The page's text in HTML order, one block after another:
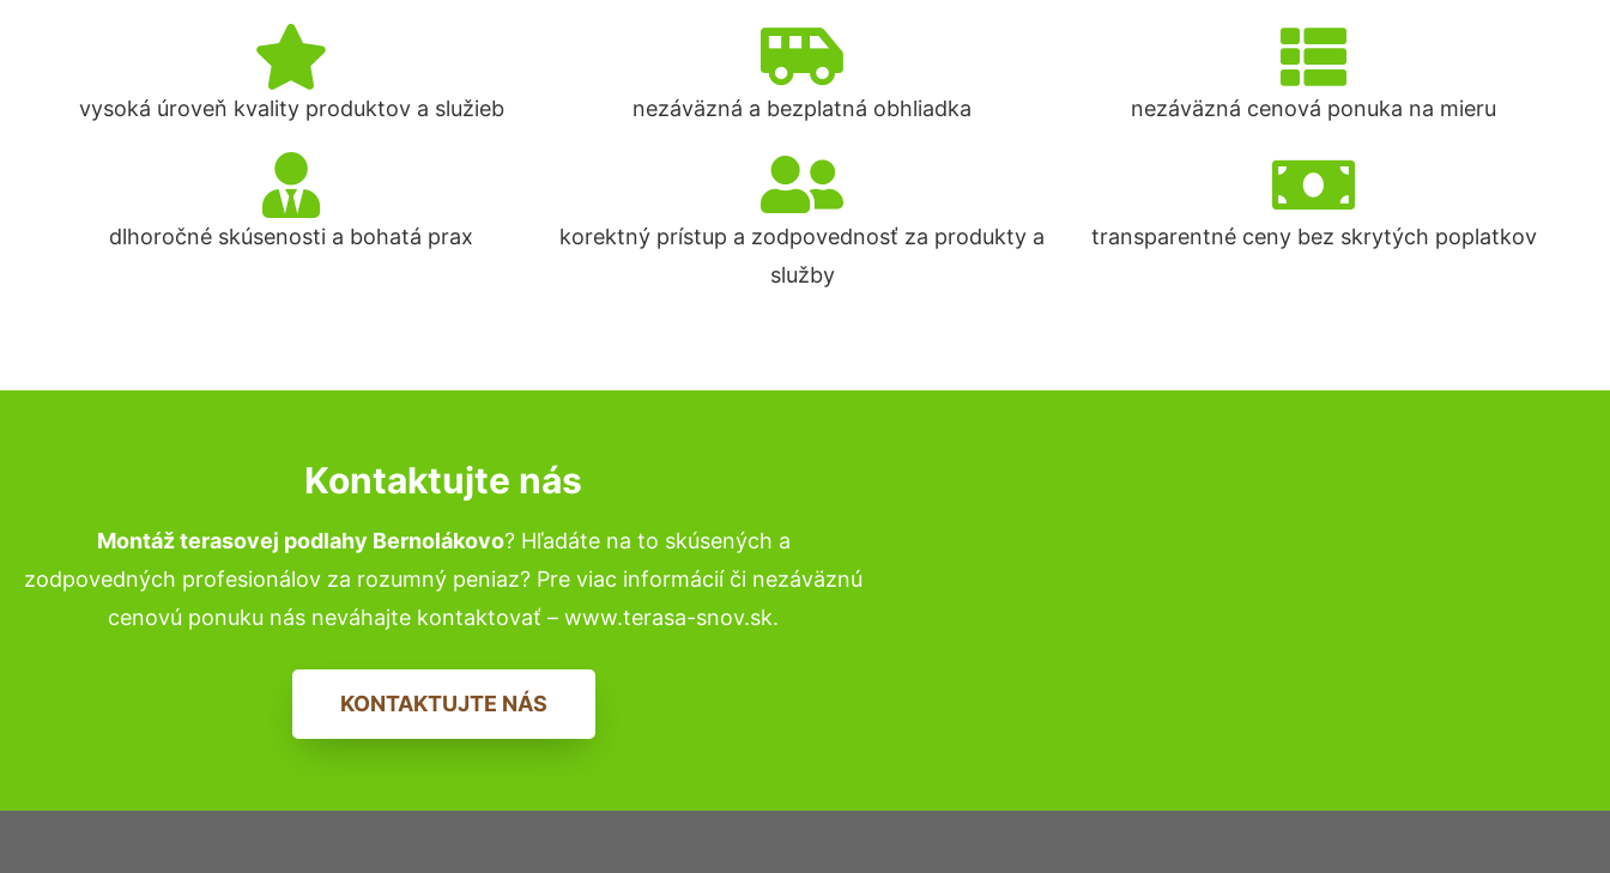
vysoká úroveň kvality produktov a služieb nezáväzná a bezplatná obhliadka nezáväzná cenová ponuka na mieru
dlhoročné skúsenosti a bohatá prax
korektný prístup a zodpovednosť za produkty a
služby
transparentné ceny bez skrytých poplatkov
Kontaktujte nás
Montáž terasovej podlahy Bernolákovo? Hľadáte na to skúsených a
zodpovedných profesionálov za rozumný peniaz? Pre viac informácií či nezáväznú
cenovú ponuku nás neváhajte kontaktovať – www.terasa-snov.sk.
KONTAKTUJTE NÁS